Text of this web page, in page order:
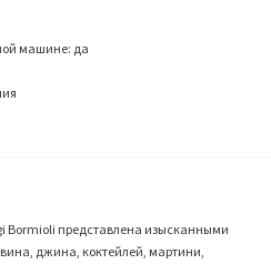
машине: да
Bormioli представлена изысканными
джина, коктейлей, мартини,